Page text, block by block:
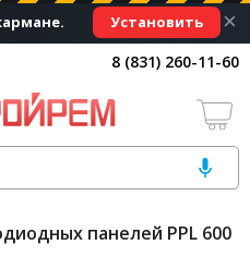
Установить ×
8 (831) 260-11-60
панелей PPL 600